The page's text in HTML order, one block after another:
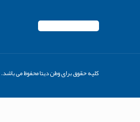
کلیه حقوق برای وطن دیتا محفوظ می باشد.